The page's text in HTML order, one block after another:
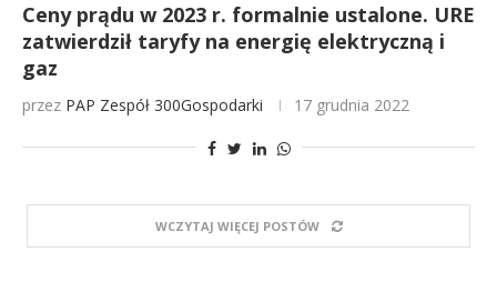
Ceny prądu w 2023 r. formalnie ustalone. URE
zatwierdził taryfy na energię elektryczną i
gaz
przez PAP Zespół 300Gospodarki 17 grudnia 2022
WCZYTAJ WIĘCEJ POSTÓW